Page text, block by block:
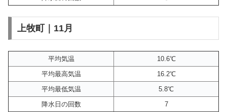
上牧町｜11月
平均気温
10.6℃
平均最高気温
16.2℃
平均最低気温
5.8℃
降水日の回数
7